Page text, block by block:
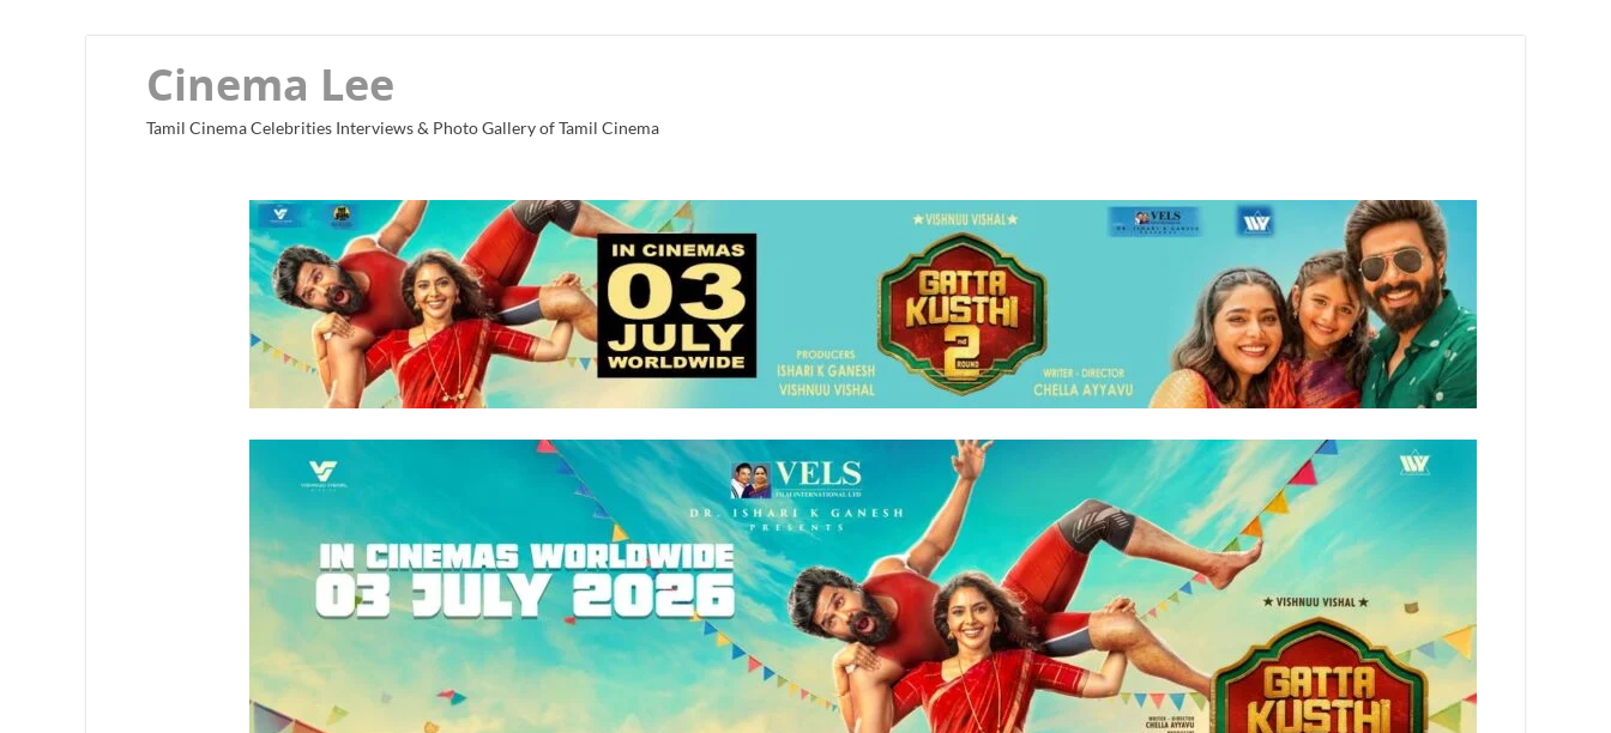
Cinema Lee
Tamil Cinema Celebrities Interviews & Photo Gallery of Tamil Cinema